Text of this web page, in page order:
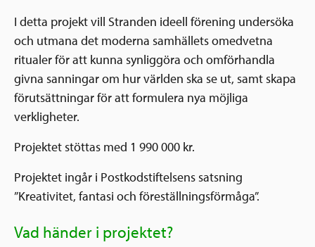
I detta projekt vill Stranden ideell förening undersöka
och utmana det moderna samhällets omedvetna
ritualer för att kunna synliggöra och omförhandla
givna sanningar om hur världen ska se ut, samt skapa
förutsättningar för att formulera nya möjliga
verkligheter.
Projektet stöttas med 1 990 000 kr.
Projektet ingår i Postkodstiftelsens satsning
”Kreativitet, fantasi och föreställningsförmåga”.
Vad händer i projektet?